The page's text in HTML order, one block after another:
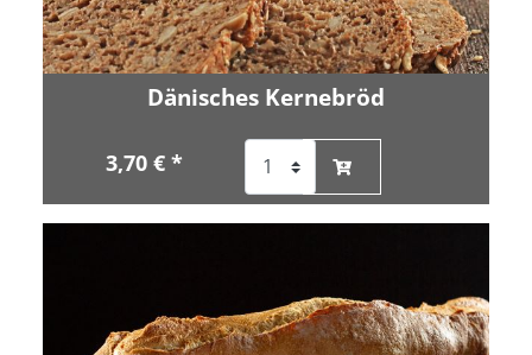
Dänisches Kernebröd
3,70 € *